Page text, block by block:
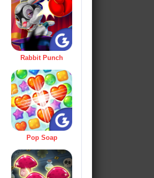
Rabbit Punch
Pop Soap